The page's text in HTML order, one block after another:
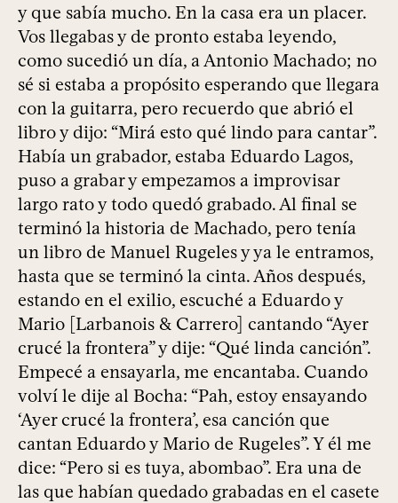
y que sabía mucho. En la casa era un placer.
Vos llegabas y de pronto estaba leyendo,
como sucedió un día, a Antonio Machado; no
sé si estaba a propósito esperando que llegara
con la guitarra, pero recuerdo que abrió el
libro y dijo: “Mirá esto qué lindo para cantar”.
Había un grabador, estaba Eduardo Lagos,
puso a grabar y empezamos a improvisar
largo rato y todo quedó grabado. Al final se
terminó la historia de Machado, pero tenía
un libro de Manuel Rugeles y ya le entramos,
hasta que se terminó la cinta. Años después,
estando en el exilio, escuché a Eduardo y
Mario [Larbanois & Carrero] cantando “Ayer
crucé la frontera” y dije: “Qué linda canción”.
Empecé a ensayarla, me encantaba. Cuando
volví le dije al Bocha: “Pah, estoy ensayando
‘Ayer crucé la frontera’, esa canción que
cantan Eduardo y Mario de Rugeles”. Y él me
dice: “Pero si es tuya, abombao”. Era una de
las que habían quedado grabadas en el casete